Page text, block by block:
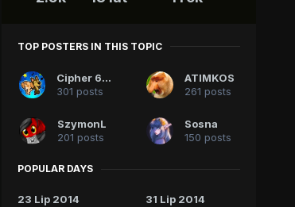
TOP POSTERS IN THIS TOPIC
Cipher 618
301 posts
ATIMKOS
261 posts
SzymonL
201 posts
Sosna
150 posts
POPULAR DAYS
23 Lip 2014
31 Lip 2014